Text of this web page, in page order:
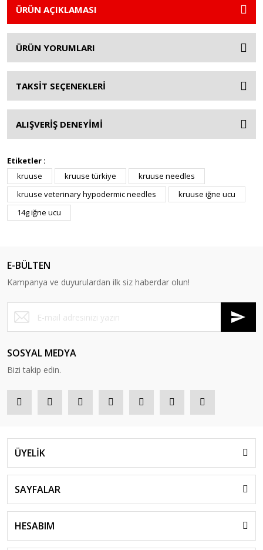
ÜRÜN AÇIKLAMASI
ÜRÜN YORUMLARI
TAKSİT SEÇENEKLERİ
ALIŞVERİŞ DENEYİMİ
Etiketler :
kruuse
kruuse türkiye
kruuse needles
kruuse veterinary hypodermic needles
kruuse iğne ucu
14g iğne ucu
E-BÜLTEN
Kampanya ve duyurulardan ilk siz haberdar olun!
SOSYAL MEDYA
Bizi takip edin.
ÜYELİK
SAYFALAR
HESABIM